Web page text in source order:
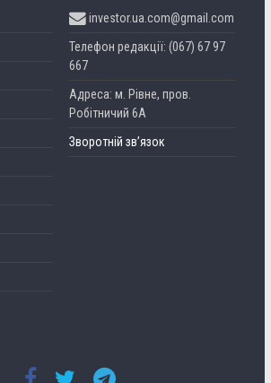
investor.ua.com@gmail.com
Телефон редакції: (067) 67 97
667
Адреса: м. Рівне, пров.
Робітничий 6А
Зворотній зв’язок